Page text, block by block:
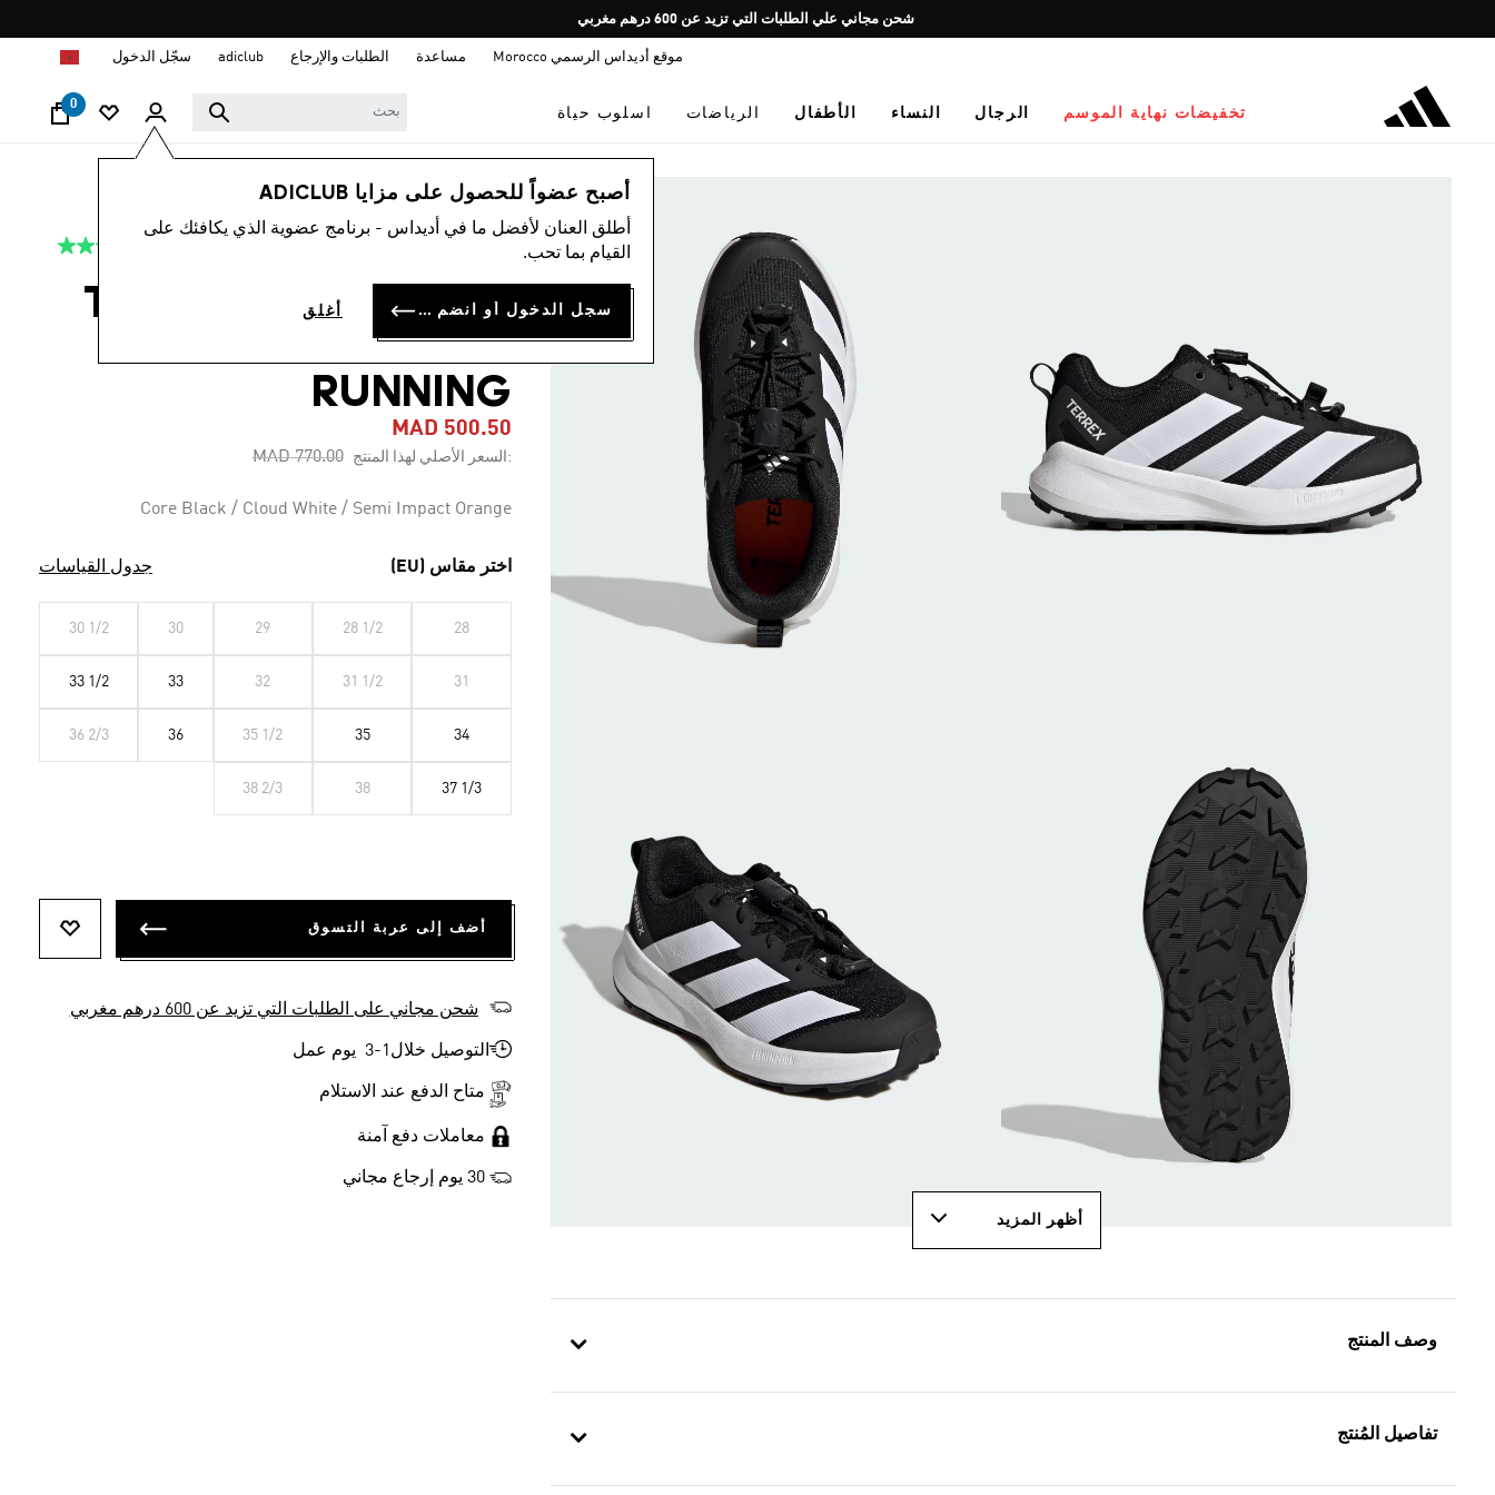
Pause
promotion
شحن مجاني علي الطلبات التي تزيد عن 600 درهم مغربي
موقع أديداس الرسمي Morocco مساعدة الطلبات والإرجاع adiclub سجّل الدخول
تخفيضات نهاية الموسم الرجال النساء الأطفال الرياضات اسلوب حياة
0
أصبح عضواً للحصول على مزايا ADICLUB
أطلق العنان لأفضل ما في أديداس - برنامج عضوية الذي يكافئك على
القيام بما تحب.
سجل الدخول أو انضم الآن أغلق
أظهر المزيد
وصف المنتج
تفاصيل المُنتج
الأطفال أحذية
متوسط
التقييمحذاء للأطفال TERREX
AGRAVIC TRAIL
RUNNING
MAD 500.50
:السعر الأصلي لهذا المنتج Price reduced from
MAD 770.00
to
Core Black / Cloud White / Semi Impact Orange
اختر مقاس (EU) جدول القياسات
28
28 1/2
29
30
30 1/2
31
31 1/2
32
33
33 1/2
34
35
35 1/2
36
36 2/3
37 1/3
38
38 2/3
أضف إلى عربة التسوق
شحن مجاني على الطلبات التي تزيد عن 600 درهم مغربي
التوصيل خلال1-3 يوم عمل
متاح الدفع عند الاستلام
معاملات دفع آمنة
30 يوم إرجاع مجاني